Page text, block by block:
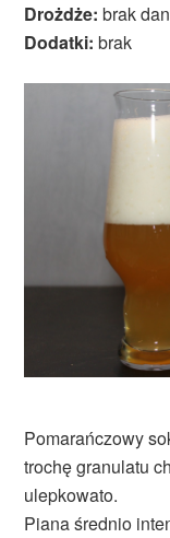
Drożdże: brak
Dodatki: brak
Pomarańczowy
trochę granulatu
ulepkowato.
Piana średnio